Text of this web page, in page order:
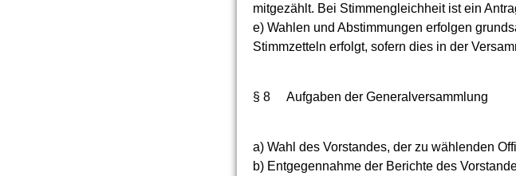
mitgezählt. Bei Stimmengleichheit ist ein
e) Wahlen und Abstimmungen erfolgen
Stimmzetteln erfolgt, sofern dies in der
§ 8 Aufgaben der Generalversammlung
a) Wahl des Vorstandes, der zu wählenden
b) Entgegennahme der Berichte des